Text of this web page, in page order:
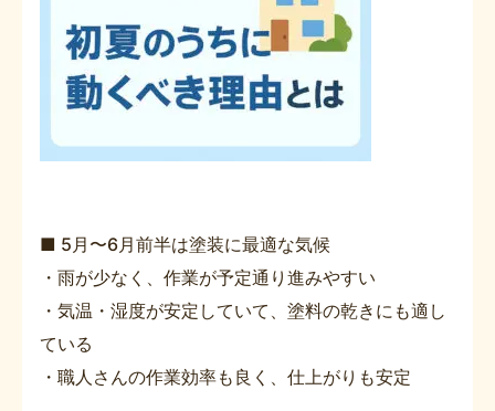
■ 5月〜6月前半は塗装に最適な気候
・雨が少なく、作業が予定通り進みやすい
・気温・湿度が安定していて、塗料の乾きにも適し
ている
・職人さんの作業効率も良く、仕上がりも安定